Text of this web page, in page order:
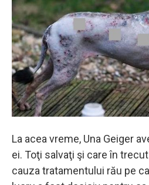
La acea vreme, Una Geiger
ei. Toţi salvaţi şi care în
cauza tratamentului rău pe